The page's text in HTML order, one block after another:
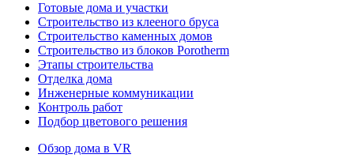
Готовые дома и участки
Строительство из клееного бруса
Строительство каменных домов
Строительство из блоков Porotherm
Этапы строительства
Отделка дома
Инженерные коммуникации
Контроль работ
Подбор цветового решения
Обзор дома в VR